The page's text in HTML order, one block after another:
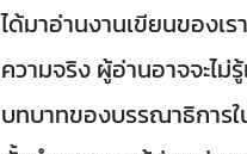
ได้มาอ่านงานเขียนของเร
ความจริง ผู้อ่านอาจจะไม่
บทบาทของบรรณาธิการ